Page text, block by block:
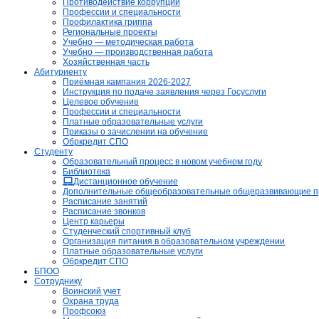
Противодействие коррупции
Профессии и специальности
Профилактика гриппа
Региональные проекты
Учебно — методическая работа
Учебно — производственная работа
Хозяйственная часть
Абитуриенту
Приёмная кампания 2026-2027
Инструкция по подаче заявления через Госуслуги
Целевое обучение
Профессии и специальности
Платные образовательные услуги
Приказы о зачислении на обучение
Обркредит СПО
Студенту
Образовательный процесс в новом учебном году
Библиотека
Дистанционное обучение
Дополнительные общеобразовательные общеразвивающие
Расписание занятий
Расписание звонков
Центр карьеры
Студенческий спортивный клуб
Организация питания в образовательном учреждении
Платные образовательные услуги
Обркредит СПО
БПОО
Сотруднику
Воинский учет
Охрана труда
Профсоюз